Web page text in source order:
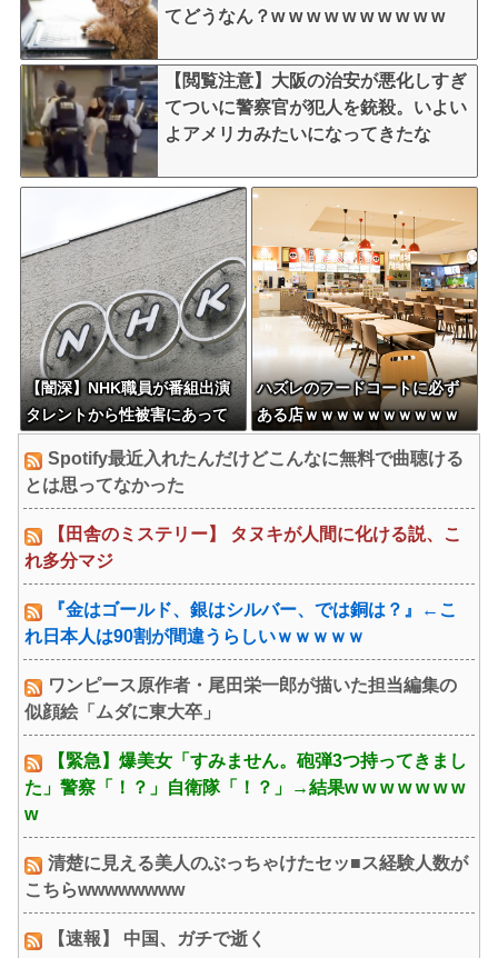
てどうなん？w w w w w w w w w w
【閲覧注意】大阪の治安が悪化しすぎ
てついに警察官が犯人を銃殺。いよい
よアメリカみたいになってきたな
【闇深】NHK職員が番組出演
タレントから性被害にあって
う・・・
ハズレのフードコートに必ず
ある店ｗｗｗｗｗｗｗｗｗｗ
Spotify最近入れたんだけどこんなに無料で曲聴ける
とは思ってなかった
【田舎のミステリー】 タヌキが人間に化ける説、こ
れ多分マジ
『金はゴールド、銀はシルバー、では銅は？』←こ
れ日本人は90割が間違うらしいｗｗｗｗｗ
ワンピース原作者・尾田栄一郎が描いた担当編集の
似顔絵「ムダに東大卒」
【緊急】爆美女「すみません。砲弾3つ持ってきまし
た」警察「！？」自衛隊「！？」→結果w w w w w w w
w
清楚に見える美人のぶっちゃけたセッ■ス経験人数が
こちらwwwwwwww
【速報】 中国、ガチで逝く